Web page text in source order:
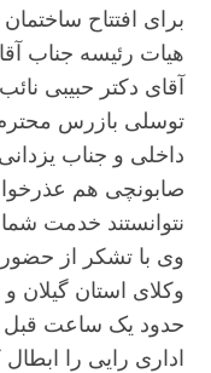
برای افتتاح
هیات رئیسه جناب
آقای دکتر حبیبی
توسلی بازرس
داخلی و جناب
صابونچی هم
نتوانستند خدمت شما
وی با تشکر از
وکلای استان گیلان و
حدود یک ساعت قبل
اداری رایی را